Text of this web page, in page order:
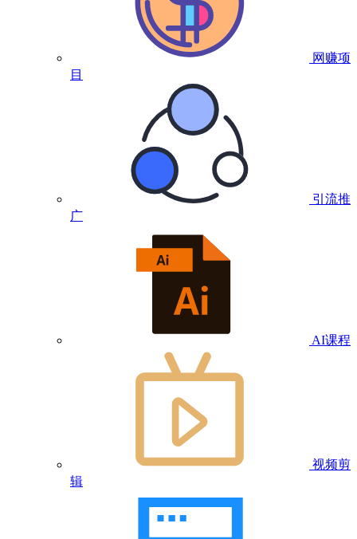
网赚项
目
引流推
广
AI课程
视频剪
辑